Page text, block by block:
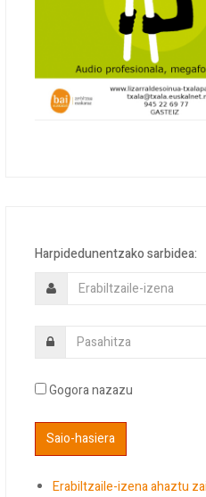
Harpidedunentzako sarbidea:
Gogora nazazu
Erabiltzaile-izena ahaztu